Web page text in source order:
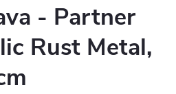
- Partner
Rust Metal,